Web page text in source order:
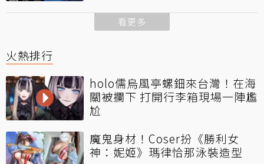
看更多
火熱排行
holo儒烏風亭螺鈿來台灣！在海
關被攔下 打開行李箱現場一陣尷
尬
魔鬼身材！Coser扮《勝利女
神：妮姬》瑪律恰那泳裝造型